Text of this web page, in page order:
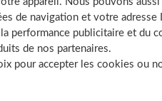
minérale
de navigation et votre
performance publicitaire et du
de nos partenaires.
pour accepter les cookies ou